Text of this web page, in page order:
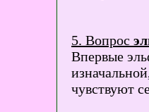
5. Вопрос
Впервые
чувствуют